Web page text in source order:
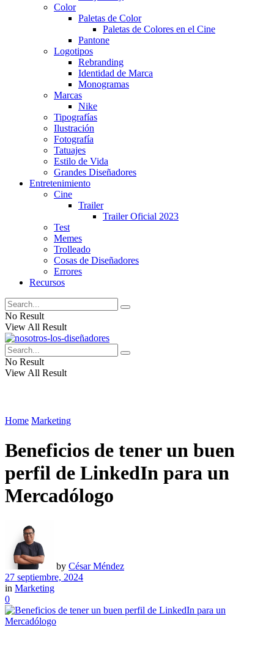
Color
Paletas de Color
Paletas de Colores en el Cine
Pantone
Logotipos
Rebranding
Identidad de Marca
Monogramas
Marcas
Nike
Tipografías
Ilustración
Fotografía
Tatuajes
Estilo de Vida
Grandes Diseñadores
Entretenimiento
Cine
Trailer
Trailer Oficial 2023
Test
Memes
Trolleado
Cosas de Diseñadores
Errores
Recursos
No Result
View All Result
No Result
View All Result
Home Marketing
Beneficios de tener un buen
perfil de LinkedIn para un
Mercadólogo
by César Méndez
27 septiembre, 2024
in Marketing
0